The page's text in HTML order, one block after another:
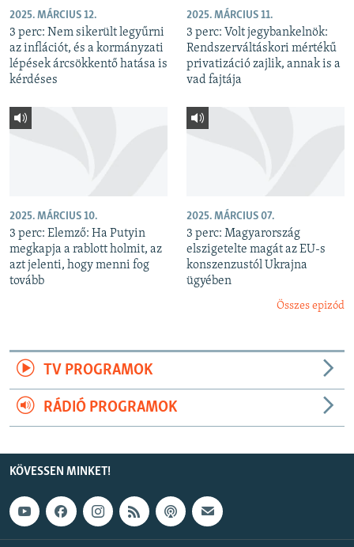
2025. MÁRCIUS 12.
3 perc: Nem sikerült legyűrni
az inflációt, és a kormányzati
lépések árcsökkentő hatása is
kérdéses
2025. MÁRCIUS 11.
3 perc: Volt jegybankelnök:
Rendszerváltáskori mértékű
privatizáció zajlik, annak is a
vad fajtája
2025. MÁRCIUS 10.
3 perc: Elemző: Ha Putyin
megkapja a rablott holmit, az
azt jelenti, hogy menni fog
tovább
2025. MÁRCIUS 07.
3 perc: Magyarország
elszigetelte magát az EU-s
konszenzustól Ukrajna
ügyében
Összes epizód
TV PROGRAMOK
RÁDIÓ PROGRAMOK
KÖVESSEN MINKET!